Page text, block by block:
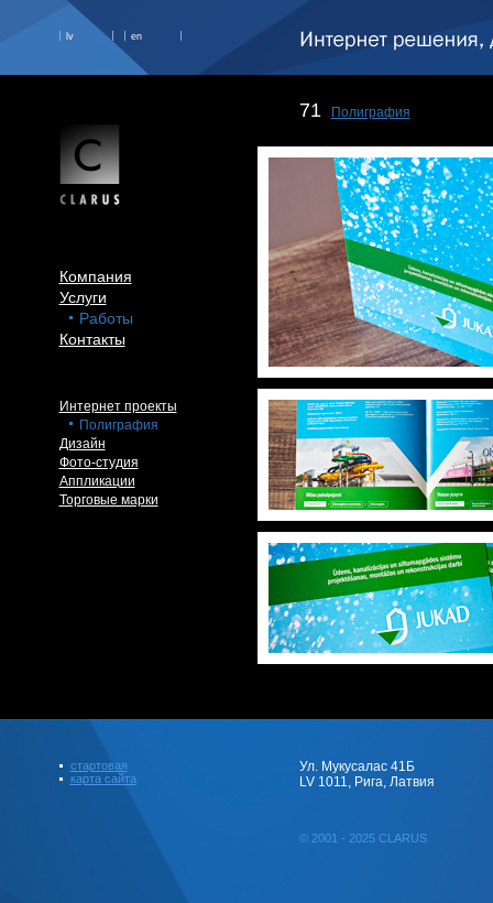
lv en
Компания
Услуги
Работы
Контакты
Интернет проекты
Полиграфия
Дизайн
Фото-студия
Аппликации
Торговые марки
71 Полиграфия
стартовая
карта сайта
Ул. Мукусалас 41Б
LV 1011, Рига, Латвия
© 2001 - 2025 CLARUS